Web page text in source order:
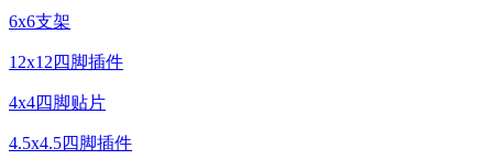
6x6支架
12x12四脚插件
4x4四脚贴片
4.5x4.5四脚插件